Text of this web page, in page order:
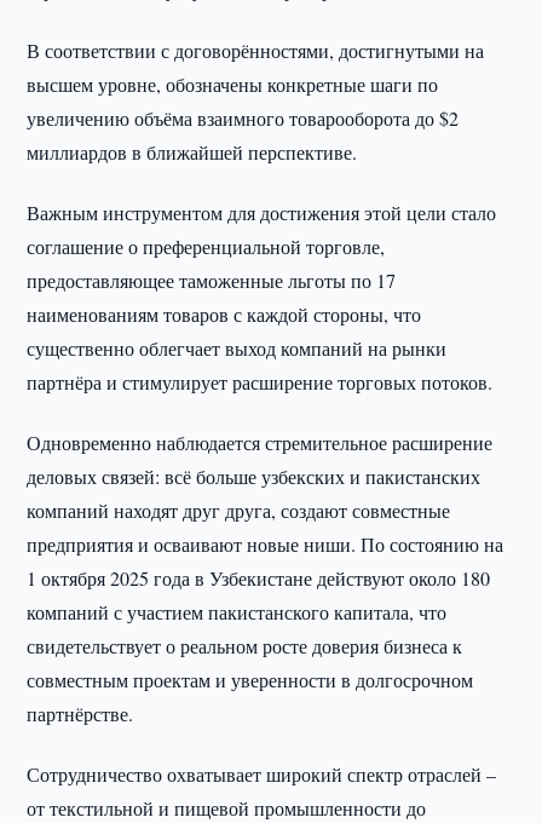
В соответствии с договорённостями, достигнутыми на
высшем уровне, обозначены конкретные шаги по
увеличению объёма взаимного товарооборота до $2
миллиардов в ближайшей перспективе.
Важным инструментом для достижения этой цели стало
соглашение о преференциальной торговле,
предоставляющее таможенные льготы по 17
наименованиям товаров с каждой стороны, что
существенно облегчает выход компаний на рынки
партнёра и стимулирует расширение торговых потоков.
Одновременно наблюдается стремительное расширение
деловых связей: всё больше узбекских и пакистанских
компаний находят друг друга, создают совместные
предприятия и осваивают новые ниши. По состоянию на
1 октября 2025 года в Узбекистане действуют около 180
компаний с участием пакистанского капитала, что
свидетельствует о реальном росте доверия бизнеса к
совместным проектам и уверенности в долгосрочном
партнёрстве.
Сотрудничество охватывает широкий спектр отраслей –
от текстильной и пищевой промышленности до